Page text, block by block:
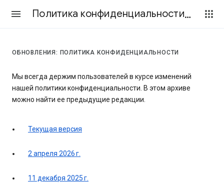
Политика конфиденциальности и Условия использования
ОБНОВЛЕНИЯ: ПОЛИТИКА КОНФИДЕНЦИАЛЬНОСТИ
Мы всегда держим пользователей в курсе изменений
нашей политики конфиденциальности. В этом архиве
можно найти ее предыдущие редакции.
Текущая версия
2 апреля 2026 г.
11 декабря 2025 г.